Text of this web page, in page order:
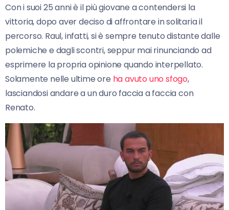
Con i suoi 25 anni è il più giovane a contendersi la
vittoria, dopo aver deciso di affrontare in solitaria il
percorso. Raul, infatti, si è sempre tenuto distante dalle
polemiche e dagli scontri, seppur mai rinunciando ad
esprimere la propria opinione quando interpellato.
Solamente nelle ultime ore ha avuto uno sfogo,
lasciandosi andare a un duro faccia a faccia con
Renato.